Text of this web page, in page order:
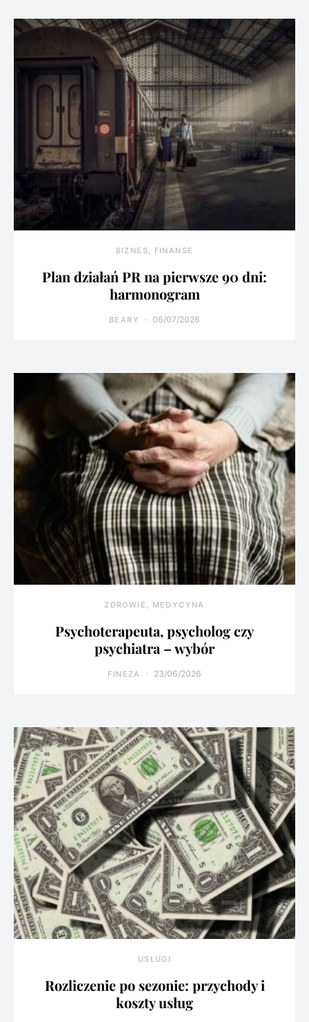
BIZNES, FINANSE
Plan działań PR na pierwsze 90 dni:
harmonogram
BEARY 06/07/2026
ZDROWIE, MEDYCYNA
Psychoterapeuta, psycholog czy
psychiatra – wybór
FINEZA 23/06/2026
USŁUGI
Rozliczenie po sezonie: przychody i
koszty usług